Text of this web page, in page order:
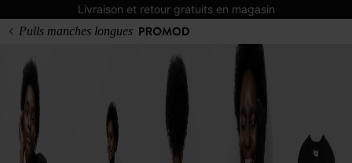
Livraison et retour gratuits en magasin
Pulls manches longues